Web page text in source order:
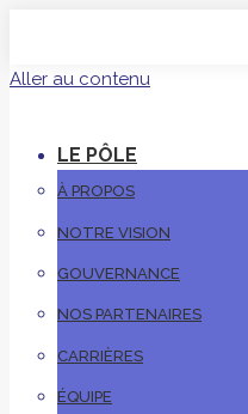
Aller au contenu
LE PÔLE
À PROPOS
NOTRE VISION
GOUVERNANCE
NOS PARTENAIRES
CARRIÈRES
ÉQUIPE